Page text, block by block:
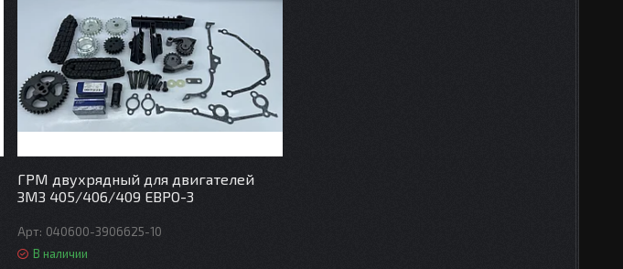
ГРМ двухрядный для двигателей
ЗМЗ 405/406/409 ЕВРО-3
040600-3906625-10
В наличии